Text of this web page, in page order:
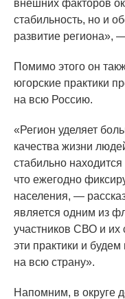
внешних факторов
стабильность, но и
развитие региона»,
Помимо этого он
югорские практики
на всю Россию.
«Регион уделяет
качества жизни
стабильно
что ежегодно
населения, —
является одним из
участников СВО и
эти практики и
на всю страну».
Напомним, в округе